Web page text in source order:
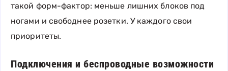
такой форм-фактор: меньше лишних блоков под
ногами и свободнее розетки. У каждого свои
приоритеты.
Подключения и беспроводные возможности